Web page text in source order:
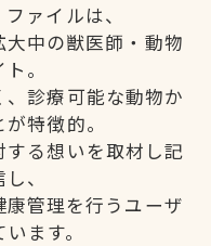
ァイルは、
中の獣医師・動物
。
診療可能な動物か
特徴的。
る想いを取材し記
、
管理を行うユーザ
ます。